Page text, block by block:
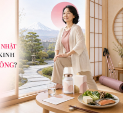
Viên nang uống cải thiện thị lực,
trí nhớ DHA + EPA + Flaxseed
Oil 30 viên/gói - Date 02/2027
|52.346
225.000 đ